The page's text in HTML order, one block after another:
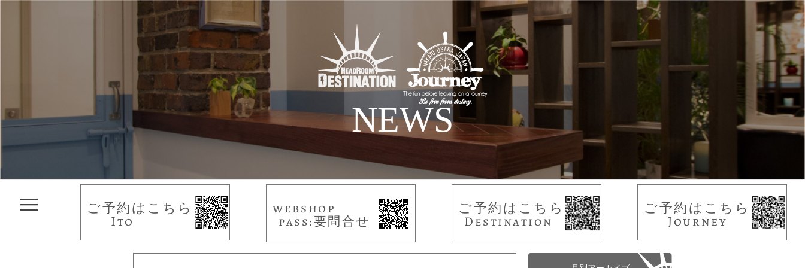
NEWS
ご予約はこちら
Journey
ご予約はこちら
Destination
webshop
pass:要問合せ
ご予約はこちら
Ito